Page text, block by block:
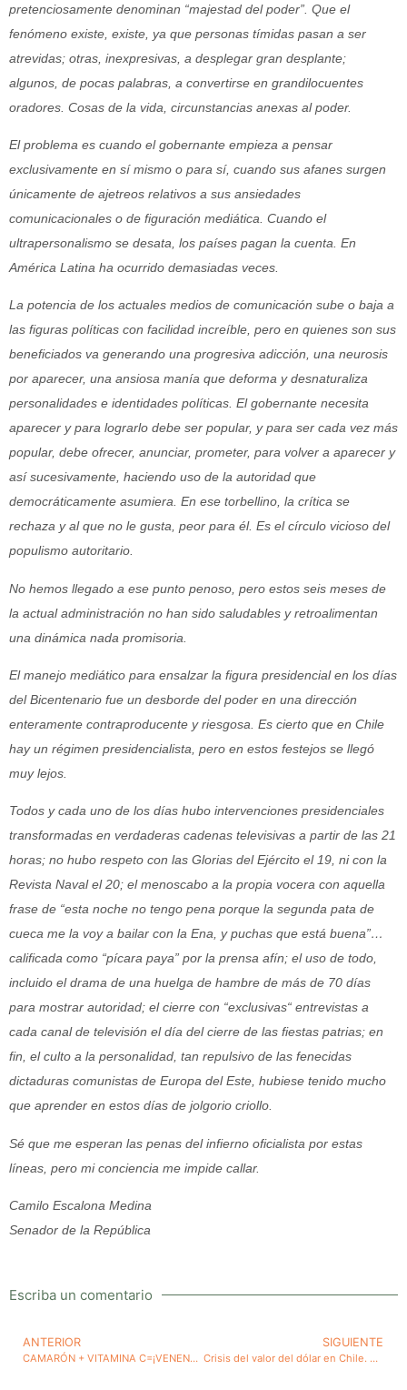
pretenciosamente denominan “majestad del poder”. Que el
fenómeno existe, existe, ya que personas tímidas pasan a ser
atrevidas; otras, inexpresivas, a desplegar gran desplante;
algunos, de pocas palabras, a convertirse en grandilocuentes
oradores. Cosas de la vida, circunstancias anexas al poder.
El problema es cuando el gobernante empieza a pensar
exclusivamente en sí mismo o para sí, cuando sus afanes surgen
únicamente de ajetreos relativos a sus ansiedades
comunicacionales o de figuración mediática. Cuando el
ultrapersonalismo se desata, los países pagan la cuenta. En
América Latina ha ocurrido demasiadas veces.
La potencia de los actuales medios de comunicación sube o baja a
las figuras políticas con facilidad increíble, pero en quienes son sus
beneficiados va generando una progresiva adicción, una neurosis
por aparecer, una ansiosa manía que deforma y desnaturaliza
personalidades e identidades políticas. El gobernante necesita
aparecer y para lograrlo debe ser popular, y para ser cada vez más
popular, debe ofrecer, anunciar, prometer, para volver a aparecer y
así sucesivamente, haciendo uso de la autoridad que
democráticamente asumiera. En ese torbellino, la crítica se
rechaza y al que no le gusta, peor para él. Es el círculo vicioso del
populismo autoritario.
No hemos llegado a ese punto penoso, pero estos seis meses de
la actual administración no han sido saludables y retroalimentan
una dinámica nada promisoria.
El manejo mediático para ensalzar la figura presidencial en los días
del Bicentenario fue un desborde del poder en una dirección
enteramente contraproducente y riesgosa. Es cierto que en Chile
hay un régimen presidencialista, pero en estos festejos se llegó
muy lejos.
Todos y cada uno de los días hubo intervenciones presidenciales
transformadas en verdaderas cadenas televisivas a partir de las 21
horas; no hubo respeto con las Glorias del Ejército el 19, ni con la
Revista Naval el 20; el menoscabo a la propia vocera con aquella
frase de “esta noche no tengo pena porque la segunda pata de
cueca me la voy a bailar con la Ena, y puchas que está buena”…
calificada como “pícara paya” por la prensa afín; el uso de todo,
incluido el drama de una huelga de hambre de más de 70 días
para mostrar autoridad; el cierre con “exclusivas“ entrevistas a
cada canal de televisión el día del cierre de las fiestas patrias; en
fin, el culto a la personalidad, tan repulsivo de las fenecidas
dictaduras comunistas de Europa del Este, hubiese tenido mucho
que aprender en estos días de jolgorio criollo.
Sé que me esperan las penas del infierno oficialista por estas
líneas, pero mi conciencia me impide callar.
Camilo Escalona Medina
Senador de la República
Escriba un comentario
ANTERIOR
CAMARÓN + VITAMINA C=¡VENENO MORTAL!
SIGUIENTE
Crisis del valor del dólar en Chile. Despreocupación e incumplimiento de promesas del Gobierno